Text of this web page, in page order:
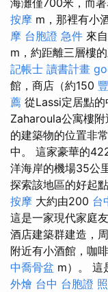
海灘僅700米，而
按摩 m，那裡有小
摩 台胞證 急件 來
m，約距離三層樓
記帳士 讀書計畫
館，商店（約150
薦 從Lassi定居點
Zaharoula公寓樓
的建築物的位置非
中。 這家豪華的
洋海岸的機場35公
探索該地區的好起點
按摩 大約由200 台
這是一家現代家庭
酒店建築群建造，
附近有小酒館，咖
中喬骨盆 m）。 這
外燴 台中 台胞證